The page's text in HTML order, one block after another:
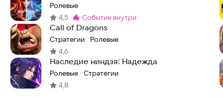
Ролевые
4,5 Метка:
событие внутри
Call of Dragons
Стратегии · Ролевые
4,6
Наследие ниндзя: Надежда
Ролевые · Стратегии
4,8